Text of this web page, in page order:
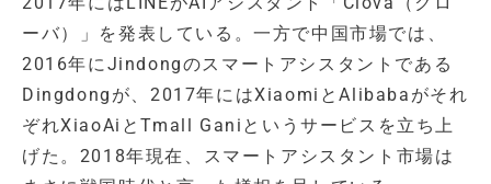
ーバ）」を発表している。一方で中国市場では、
2016年にJindongのスマートアシスタントである
Dingdongが、2017年にはXiaomiとAlibabaがそれ
ぞれXiaoAiとTmall Ganiというサービスを立ち上
げた。2018年現在、スマートアシスタント市場は